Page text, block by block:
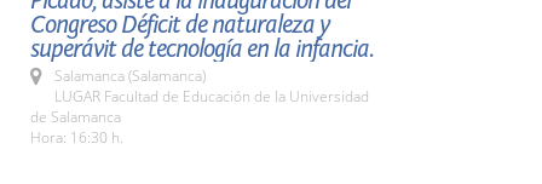
Congreso Déficit de naturaleza y
superávit de tecnología en la infancia.
Salamanca (Salamanca)
LUGAR Facultad de Educación de la Universidad
de Salamanca
Hora: 16:30 h.